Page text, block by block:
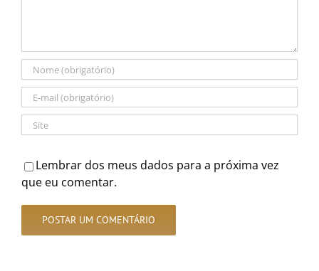
Lembrar dos meus dados para a próxima vez
que eu comentar.